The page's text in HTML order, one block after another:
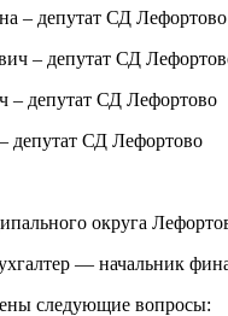
– депутат СД Лефортово
– депутат СД
– депутат СД Лефортово
депутат СД Лефортово
округа
— начальник
следующие вопросы: